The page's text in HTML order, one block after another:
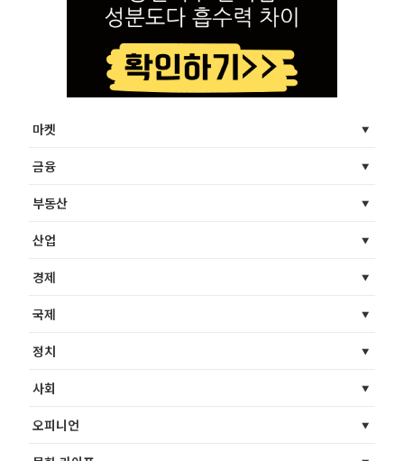
마켓
금융
부동산
산업
경제
국제
정치
사회
오피니언